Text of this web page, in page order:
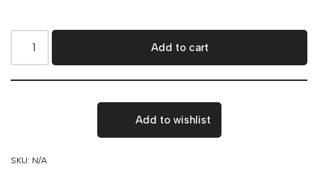
Add to cart
Add to wishlist
SKU: N/A